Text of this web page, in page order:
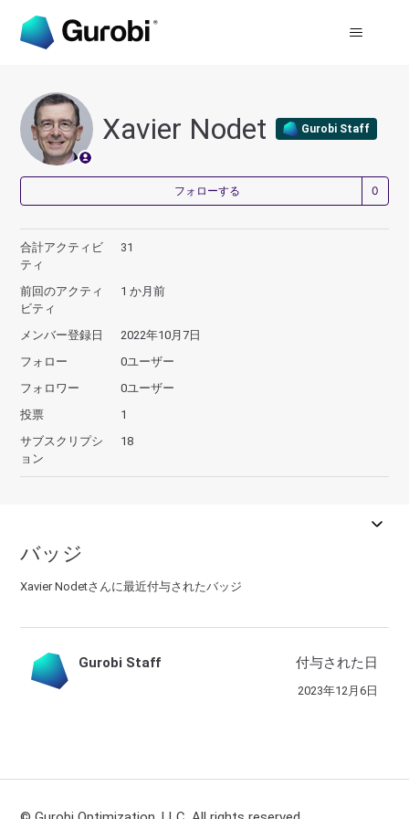
Xavier Nodet Gurobi Staff
フォローする
合計アクティビ
ティ
31
前回のアクティ
ビティ
1 か月前
メンバー登録日
2022年10月7日
フォロー
0ユーザー
フォロワー
0ユーザー
投票
1
サブスクリプシ
ョン
18
バッジ
Xavier Nodetさんに最近付与されたバッジ
Gurobi Staff 付与された日
2023年12月6日